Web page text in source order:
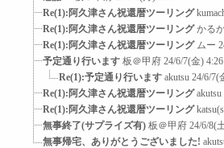
Re(1):阿久津さん祝還暦ツーリング
Re(1):阿久津さん祝還暦ツーリング かる
Re(1):阿久津さん祝還暦ツーリング ムー
予定通り行います 板＠甲府 24/6/7(金) 4:26
Re(1):予定通り行います akutsu 24/6/7(
Re(1):阿久津さん祝還暦ツーリング akutsu
Re(1):阿久津さん祝還暦ツーリング
無事終了(サプライズ有) 板＠甲府 24/6/8(
無事帰宅、ありがとうございました!